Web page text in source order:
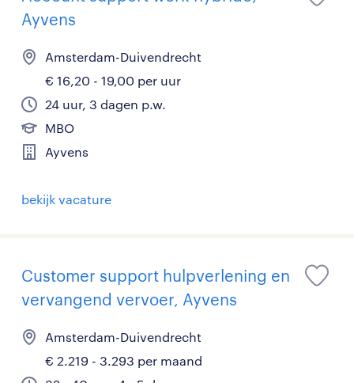
Ayvens
Amsterdam-Duivendrecht
€ 16,20 - 19,00 per uur
24 uur, 3 dagen p.w.
MBO
Ayvens
bekijk vacature
Customer support hulpverlening en
vervangend vervoer, Ayvens
Amsterdam-Duivendrecht
€ 2.219 - 3.293 per maand